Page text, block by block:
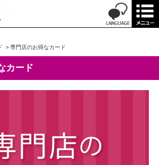
> 専門店のお得なカード
カード